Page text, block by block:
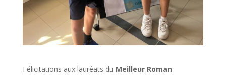
Félicitations aux lauréats du Meilleur Roman